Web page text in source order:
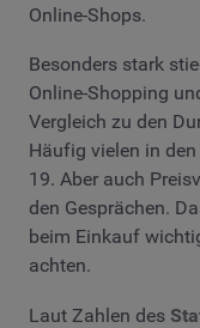
Online-Shops.
Besonders stark
Online-Shopping
Vergleich zu den
Häufig vielen in
19. Aber auch
den Gesprächen.
beim Einkauf
achten.
Laut Zahlen des